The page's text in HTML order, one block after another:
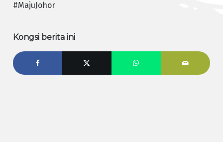
#MajuJohor
Kongsi berita ini